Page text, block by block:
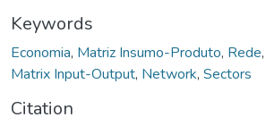
Keywords
Economia, Matriz Insumo-Produto, Rede,
Matrix Input-Output, Network, Sectors
Citation